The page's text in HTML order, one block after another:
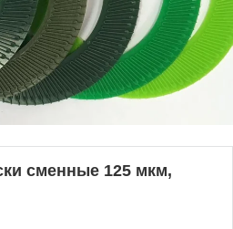
сменные 125 мкм,